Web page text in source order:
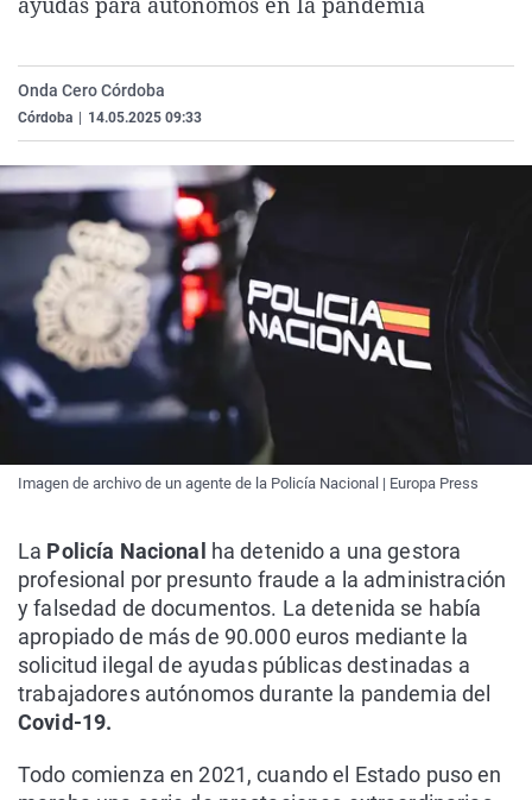
La rosa de los vientos
Gente viajera
Caso
Retornados
Operación Viuda
Extremadura
Galicia
Navarra
Virales
Televisión
Onda Cero Córdoba
Córdoba 14.05.2025 09:33
Imagen de archivo de un agente de la Policía Nacional | Europa Press
La Policía Nacional
ha detenido a una gestora
profesional por presunto fraude a la administración
y falsedad de documentos. La detenida se había
apropiado de más de 90.000 euros mediante la
solicitud ilegal de ayudas públicas destinadas a
trabajadores autónomos durante la pandemia del
Covid-19.
Todo comienza en 2021, cuando el Estado puso en